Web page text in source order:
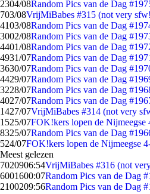
2304/08Random Pics van de Dag
703/08VrijMiBabes #315 (not very
4103/08Random Pics van de Dag
3002/08Random Pics van de Dag
4401/08Random Pics van de Dag
4931/07Random Pics van de Dag
3630/07Random Pics van de Dag
4429/07Random Pics van de Dag
3228/07Random Pics van de Dag
4027/07Random Pics van de Dag
1427/07VrijMiBabes #314 (not very
1525/07FOK!kers lopen de Nijmeegse
8325/07Random Pics van de Dag
524/07FOK!kers lopen de Nijmeegse
Meest gelezen
7020906:54VrijMiBabes #316 (not
6001600:07Random Pics van de Dag
2100209:56Random Pics van de Dag